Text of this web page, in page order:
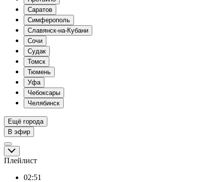
Саратов
Симферополь
Славянск-на-Кубани
Сочи
Судак
Томск
Тюмень
Уфа
Чебоксары
Челябинск
Ещё города
В эфир
Плейлист
02:51